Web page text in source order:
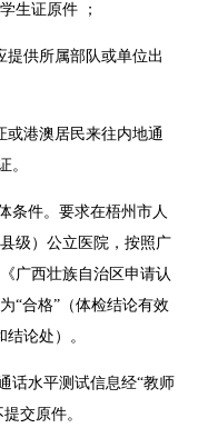
生证原件 ；
提供所属部队或单位出
或港澳居民来往内地通
。
条件。要求在梧州市人
级）公立医院，按照广
广西壮族自治区申请认
“合格”（体检结论有效
论处）。
话水平测试信息经“教师
交原件。